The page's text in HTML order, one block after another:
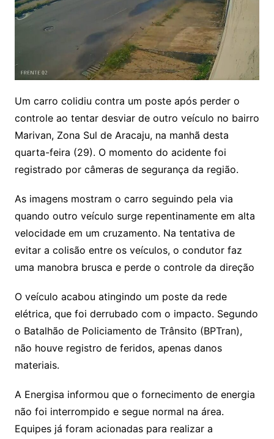
Um carro colidiu contra um poste após perder o
controle ao tentar desviar de outro veículo no bairro
Marivan, Zona Sul de Aracaju, na manhã desta
quarta-feira (29). O momento do acidente foi
registrado por câmeras de segurança da região.
As imagens mostram o carro seguindo pela via
quando outro veículo surge repentinamente em alta
velocidade em um cruzamento. Na tentativa de
evitar a colisão entre os veículos, o condutor faz
uma manobra brusca e perde o controle da direção
O veículo acabou atingindo um poste da rede
elétrica, que foi derrubado com o impacto. Segundo
o Batalhão de Policiamento de Trânsito (BPTran),
não houve registro de feridos, apenas danos
materiais.
A Energisa informou que o fornecimento de energia
não foi interrompido e segue normal na área.
Equipes já foram acionadas para realizar a